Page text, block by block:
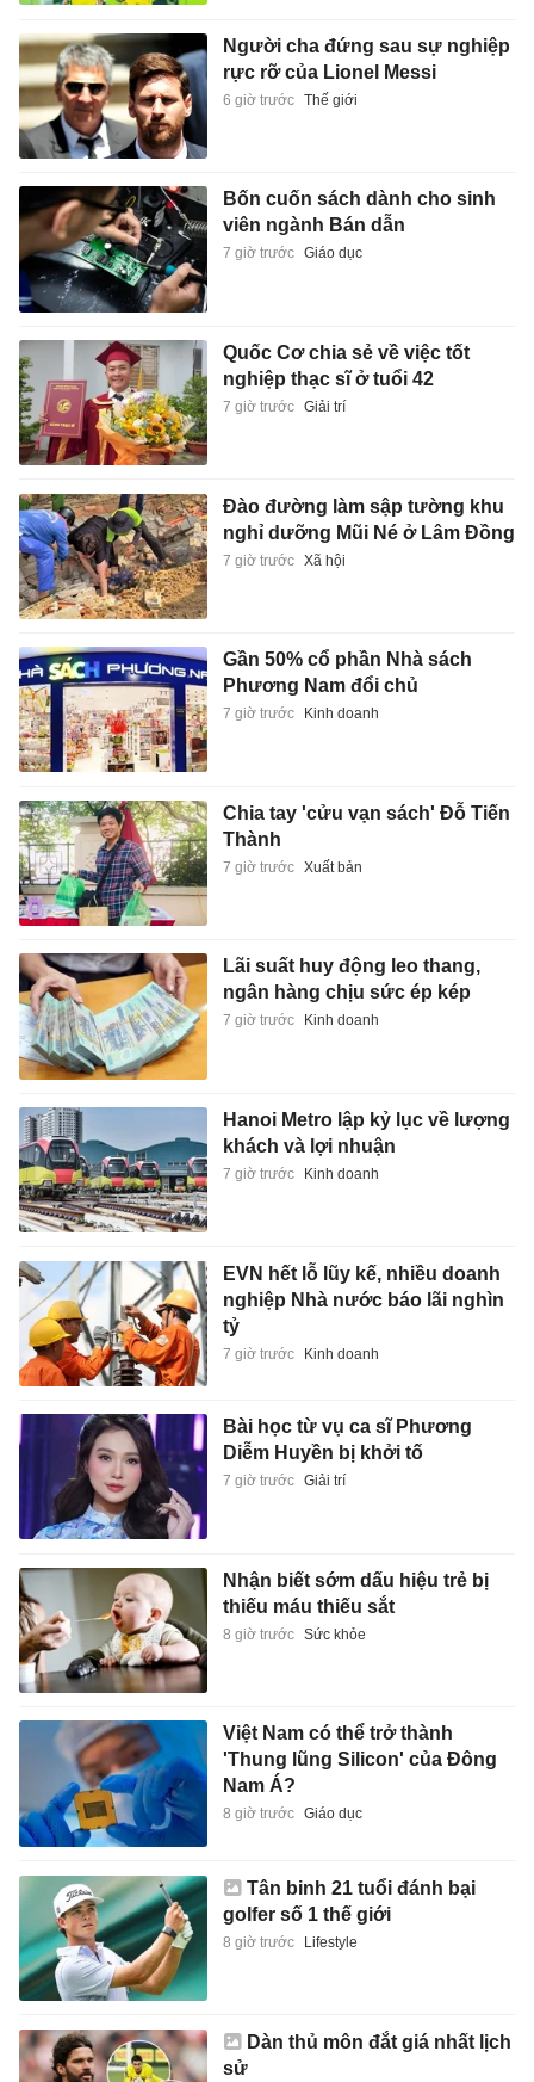
Người cha đứng sau sự nghiệp
rực rỡ của Lionel Messi
6 giờ trước Thế giới
Bốn cuốn sách dành cho sinh
viên ngành Bán dẫn
7 giờ trước Giáo dục
Quốc Cơ chia sẻ về việc tốt
nghiệp thạc sĩ ở tuổi 42
7 giờ trước Giải trí
Đào đường làm sập tường khu
nghỉ dưỡng Mũi Né ở Lâm Đồng
7 giờ trước Xã hội
Gần 50% cổ phần Nhà sách
Phương Nam đổi chủ
7 giờ trước Kinh doanh
Chia tay 'cửu vạn sách' Đỗ Tiến
Thành
7 giờ trước Xuất bản
Lãi suất huy động leo thang,
ngân hàng chịu sức ép kép
7 giờ trước Kinh doanh
Hanoi Metro lập kỷ lục về lượng
khách và lợi nhuận
7 giờ trước Kinh doanh
EVN hết lỗ lũy kế, nhiều doanh
nghiệp Nhà nước báo lãi nghìn
tỷ
7 giờ trước Kinh doanh
Bài học từ vụ ca sĩ Phương
Diễm Huyền bị khởi tố
7 giờ trước Giải trí
Nhận biết sớm dấu hiệu trẻ bị
thiếu máu thiếu sắt
8 giờ trước Sức khỏe
Việt Nam có thể trở thành
'Thung lũng Silicon' của Đông
Nam Á?
8 giờ trước Giáo dục
Tân binh 21 tuổi đánh bại
golfer số 1 thế giới
8 giờ trước Lifestyle
Dàn thủ môn đắt giá nhất lịch
sử